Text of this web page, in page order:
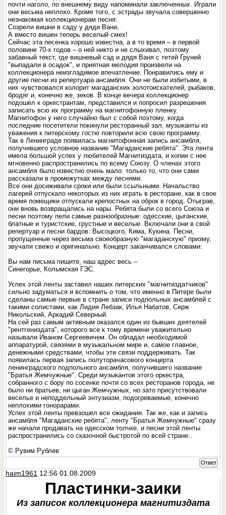
почти наголо, по внешнему виду напоминали заключенных. Играли
они весьма неплохо. Кроме того, с эстрады звучала совершенно
незнакомая коллекционерам песня:
Созрели вишни в саду у дяди Вани,
А вместо вишен теперь веселый смех!
Сейчас эта песенка хорошо известна, а в то время – в первой
половине 70-х годов – о ней никто и не слыхивал, поэтому
забавный текст, где вишневый сад и дядя Ваня с тетей Груней
"выпадали в осадок", и приятная мелодия произвели на
коллекционера неизгладимое впечатление. Понравились ему и
другие песни из репертуара ансамбля. Они не были избитыми, в
них чувствовался колорит магаданских золотоискателей, рыбаков,
бродяг и, конечно же, зеков. В конце вечера коллекционер
подошел к оркестрантам, представился и попросил разрешения
записать всю их программу на магнитофонную пленку.
Магнитофон у него случайно был с собой поэтому, когда
последние посетители покинули ресторанный зал, музыканты из
уважения к питерскому гостю повторили всю свою программу.
Так в Ленинграде появилась магнитофонная запись ансамбля,
получившего условное название "Магаданские ребята". Эта лента
имела большой успех у любителей Магнитиздата, и копии с нее
мгновенно распространились по всему Союзу. О членах этого
ансамбля было известно очень мало: только то, что они сами
рассказали в промежутках между песнями.
Все они досиживали сроки или были ссыльными. Начальство
лагерей отпускало некоторых из них играть в ресторане, как в свое
время помещики отпускали крепостных на оброк в город. Отыграв,
они вновь возвращались на нары. Ребята были со всего Союза и
песни поэтому пели самые разнообразные: одесские, цыганские,
блатные и туристские, грустные и веселые. Включали они в свой
репертуар и песни бардов: Высоцкого, Кима, Кукина. Песни,
пропущенные через весьма своеобразную "магаданскую" призму,
звучали свежо и оригинально. Концерт заканчивался словами:
Вы нам письма пишите, наш адрес весь –
Синегорье, Колымская ГЭС.
Успех этой ленты заставил наших питерских "магнитиздатчиков"
сильно задуматься и вспомнить о том, что именно в Питере были
сделаны самые первые в стране записи подпольных ансамблей с
такими солистами, как Лидия Лебзак, Илья Набатов, Серж
Никольский, Аркадий Северный.
На сей раз самым активным оказался один из бывших деятелей
"рентгениздата", которого все к тому времени уважительно
называли Иваном Сергеевичем. Он обладал необходимой
аппаратурой, связями в музыкальном мире и, самое главное,
денежными средствами, чтобы эти связи поддерживать. Так
появилась первая запись полуторачасового концерта
ленинградского подпольного ансамбля, получившего название
"Братья Жемчужные". Среди музыкантов этого оркестра,
собранного с бору по сосенке почти со всех ресторанов города, не
было ни братьев, ни цыган Жемчужных, но зато присутствовали
веселье и неподдельный энтузиазм, подогреваемые, конечно
неплохими гонорарами.
Успех этой ленты превзошел все ожидания. Так же, как и запись
ансамбля "Магаданские ребята", ленту "Братья Жемчужные" сразу
же начали продавать на одесском толчке, и песни этой ленты
распространились со сказочной быстротой по всей стране..
© Рувим Рублев
Ответ
haim1961 12:56 01.08.2009
Пластинки-заики
Из записок коллекционера магнитиздата